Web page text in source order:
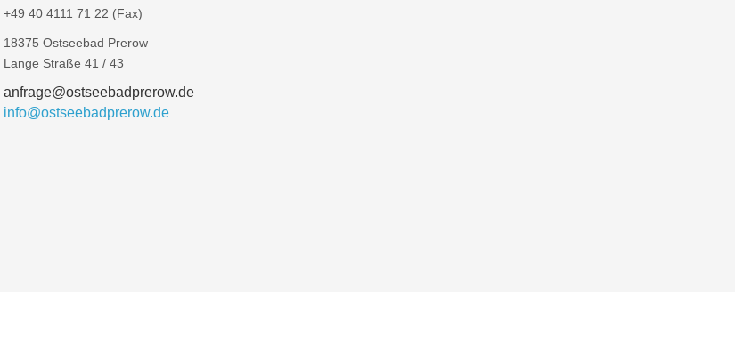
+49 40 4111 71 22 (Fax)
18375 Ostseebad Prerow
Lange Straße 41 / 43
anfrage@ostseebadprerow.de
info@ostseebadprerow.de